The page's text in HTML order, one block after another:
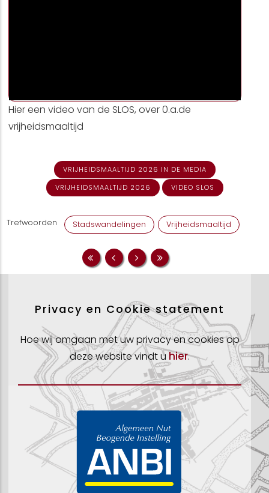
Hier een video van de SLOS, over 0.a.de
vrijheidsmaaltijd
VRIJHEIDSMAALTIJD 2026 IN DE MEDIA
VRIJHEIDSMAALTIJD 2026
VIDEO SLOS
Trefwoorden Stadswandelingen Vrijheidsmaaltijd
Privacy en Cookie statement
Hoe wij omgaan met uw privacy en cookies op
deze website vindt u hier.